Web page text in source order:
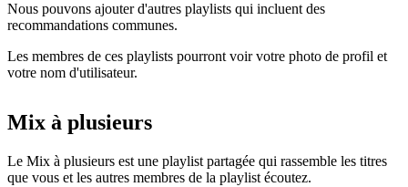
Nous pouvons ajouter d'autres playlists qui incluent des
recommandations communes.
Les membres de ces playlists pourront voir votre photo de profil et
votre nom d'utilisateur.
Mix à plusieurs
Le Mix à plusieurs est une playlist partagée qui rassemble les titres
que vous et les autres membres de la playlist écoutez.